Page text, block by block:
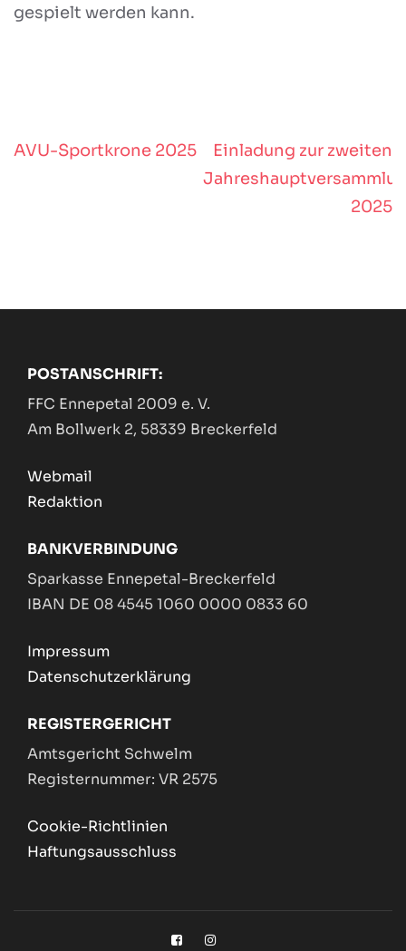
gespielt werden kann.
Beitragsnavigation
AVU-Sportkrone 2025
Einladung zur zweiten
2025
POSTANSCHRIFT:
FFC Ennepetal 2009 e. V.
Am Bollwerk 2, 58339 Breckerfeld
Webmail
Redaktion
BANKVERBINDUNG
Sparkasse Ennepetal-Breckerfeld
IBAN DE 08 4545 1060 0000 0833 60
Impressum
Datenschutzerklärung
REGISTERGERICHT
Amtsgericht Schwelm
Registernummer: VR 2575
Cookie-Richtlinien
Haftungsausschluss